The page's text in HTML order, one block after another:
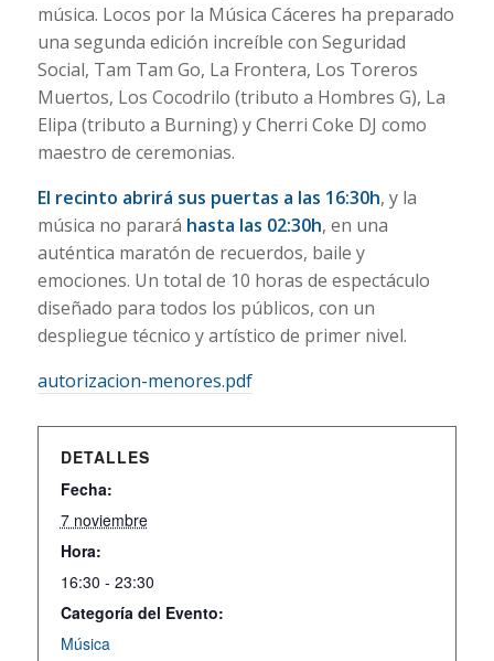
música. Locos por la Música Cáceres ha preparado
una segunda edición increíble con Seguridad
Social, Tam Tam Go, La Frontera, Los Toreros
Muertos, Los Cocodrilo (tributo a Hombres G), La
Elipa (tributo a Burning) y Cherri Coke DJ como
maestro de ceremonias.
El recinto abrirá sus puertas a las 16:30h, y la
música no parará hasta las 02:30h, en una
auténtica maratón de recuerdos, baile y
emociones. Un total de 10 horas de espectáculo
diseñado para todos los públicos, con un
despliegue técnico y artístico de primer nivel.
autorizacion-menores.pdf
DETALLES
Fecha:
7 noviembre
Hora:
16:30 - 23:30
Categoría del Evento:
Música